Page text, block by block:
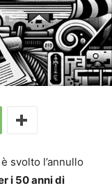
svolto l’annullo
i 50 anni di